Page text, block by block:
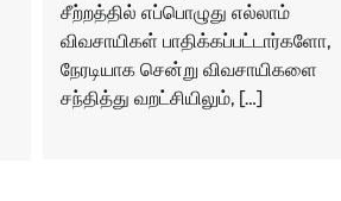
சீற்றத்தில் எப்பொழுது எல்லாம்
விவசாயிகள் பாதிக்கப்பட்டார்களோ,
நேரடியாக சென்று விவசாயிகளை
சந்தித்து வறட்சியிலும், […]